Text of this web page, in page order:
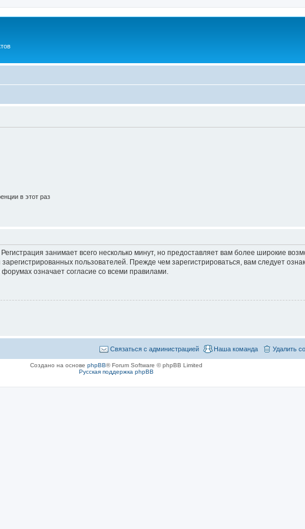
в этот раз
занимает всего несколько минут, но предоставляет вам более широкие
пользователей. Прежде чем зарегистрироваться, вам следует
означает согласие со всеми правилами.
Удалить
Наша команда
Связаться с администрацией
Создано на основе phpBB® Forum Software © phpBB Limited
Русская поддержка phpBB